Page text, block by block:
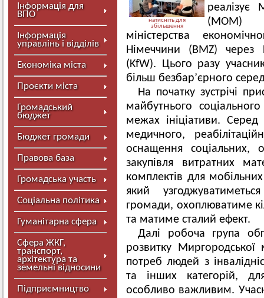
Інформація для
ВПО
Інформація
управлінь і відділів
Економіка міста
Проєкти міста
Громадський
бюджет
Бюджет громади
Правова база
Громадська участь
Соціальна політика
Гуманітарна сфера
Сфера ЖКГ,
транспорт,
архітектура та
земельні відносини
Підприємництво
натисніть для
збільшення
реалізує
(МОМ)
міністерства
Німеччини (BMZ) через
(KfW). Цього разу
більш безбар’єрного
На початку зустрічі
майбутнього
межах ініціативи.
медичного,
оснащення соціальних,
закупівля витратних
комплектів для
який
громади, охоплюватиме
та матиме сталий ефект.
Далі робоча група
розвитку Миргородської
потреб людей з
та інших категорій,
особливо важливим.